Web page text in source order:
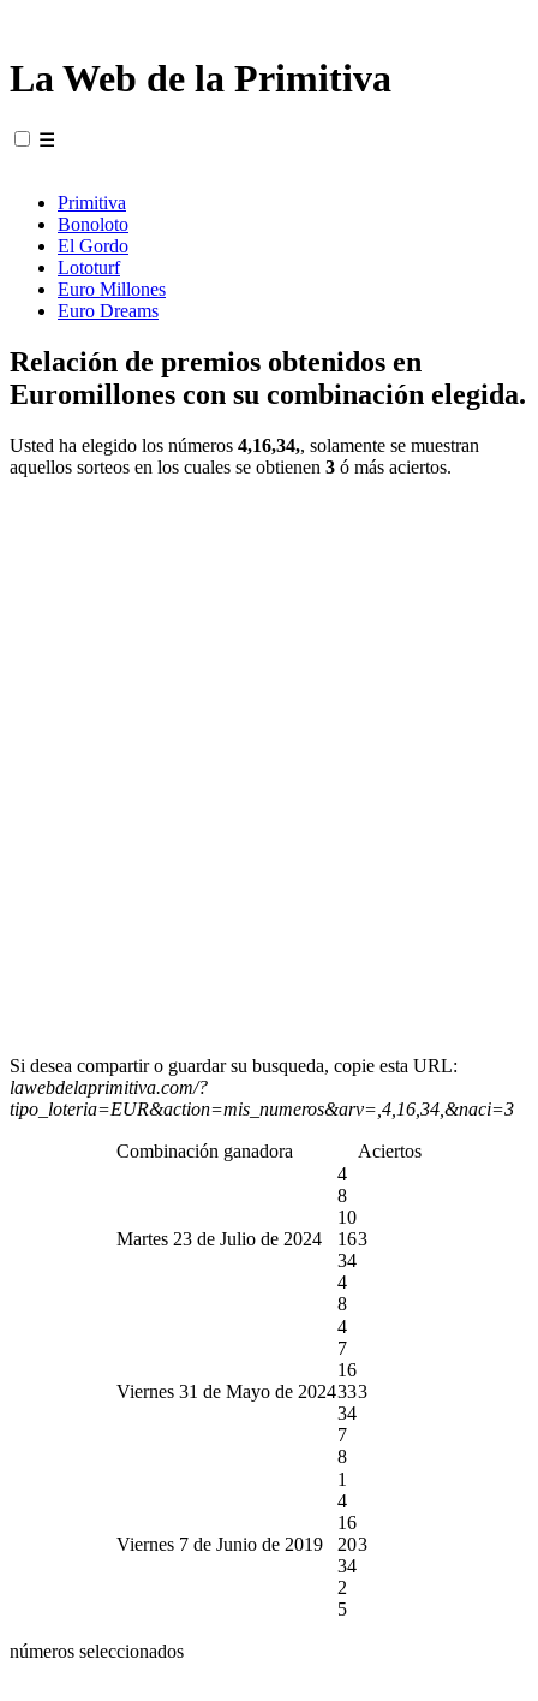
La Web de la Primitiva
☰
Primitiva
Bonoloto
El Gordo
Lototurf
Euro Millones
Euro Dreams
Relación de premios obtenidos en
Euromillones con su combinación elegida.
Usted ha elegido los números 4,16,34,, solamente se muestran
aquellos sorteos en los cuales se obtienen 3 ó más aciertos.
Si desea compartir o guardar su busqueda, copie esta URL:
lawebdelaprimitiva.com/?
tipo_loteria=EUR&action=mis_numeros&arv=,4,16,34,&naci=3
Combinación ganadora Aciertos
Martes 23 de Julio de 2024
4
8
10
16
34
4
8
3
Viernes 31 de Mayo de 2024
4
7
16
33
34
7
8
3
Viernes 7 de Junio de 2019
1
4
16
20
34
2
5
3
números seleccionados